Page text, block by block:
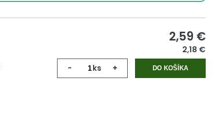
2,59 €
2,18 €
- ks + DO KOŠÍKA